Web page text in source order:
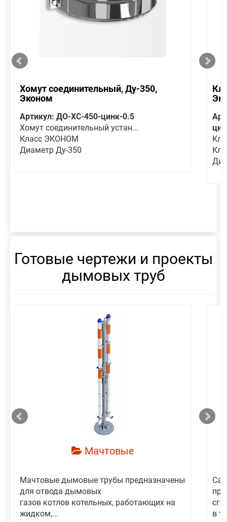
Хомут соединительный, Ду-350,
Эконом
Артикул: ДО-ХС-450-цинк-0.5
Хомут соединительный устан...
Класс ЭКОНОМ
Диаметр Ду-350
Готовые чертежи и проекты
дымовых труб
Мачтовые
Мачтовые дымовые трубы предназначены
для отвода дымовых
газов котлов котельных, работающих на
жидком,...
в